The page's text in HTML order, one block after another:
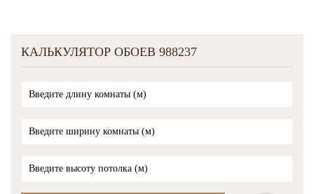
КАЛЬКУЛЯТОР ОБОЕВ 988237